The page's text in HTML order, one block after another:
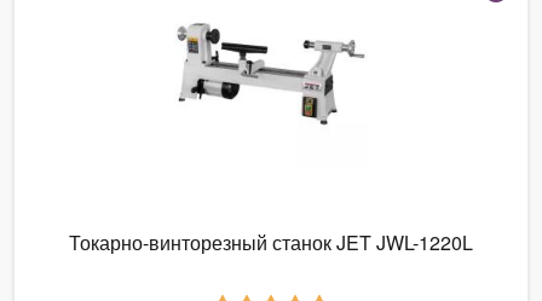
Токарно-винторезный станок JET JWL-1220L